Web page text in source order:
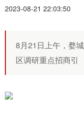
2023-08-21 22:03:50
8月21日上午，婺
区调研重点招商引